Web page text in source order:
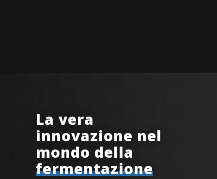
La vera
innovazione nel
mondo della
fermentazione